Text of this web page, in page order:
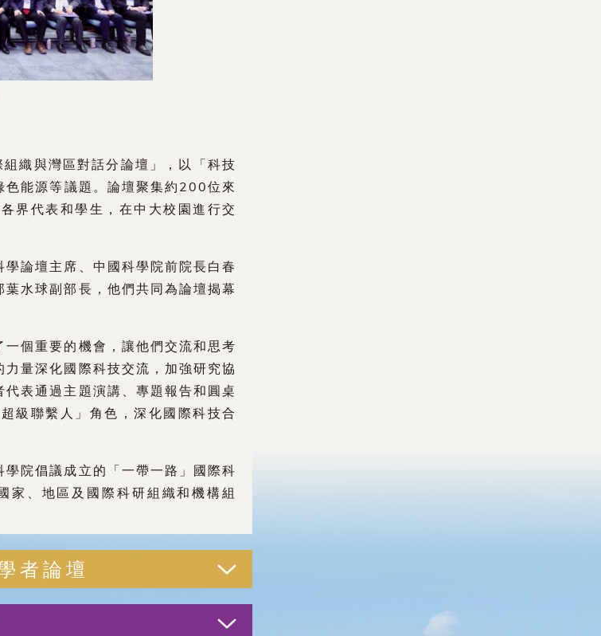
織與灣區對話分論壇」，以「科技
色能源等議題。論壇聚集約200位來
界代表和學生，在中大校園進行交
論壇主席、中國科學院前院長白春
水球副部長，他們共同為論壇揭幕
個重要的機會，讓他們交流和思考
量深化國際科技交流，加強研究協
表通過主題演講、專題報告和圓桌
級聯繫人」角色，深化國際科技合
院倡議成立的「一帶一路」國際科
、地區及國際科研組織和機構組
者論壇